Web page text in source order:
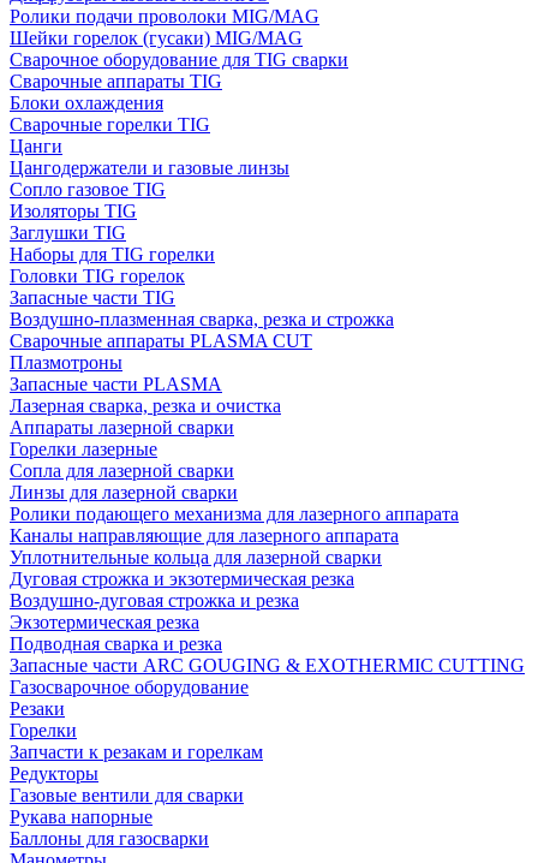
Ролики подачи проволоки MIG/MAG
Шейки горелок (гусаки) MIG/MAG
Сварочное оборудование для TIG сварки
Сварочные аппараты TIG
Блоки охлаждения
Сварочные горелки TIG
Цанги
Цангодержатели и газовые линзы
Сопло газовое TIG
Изоляторы TIG
Заглушки TIG
Наборы для TIG горелки
Головки TIG горелок
Запасные части TIG
Воздушно-плазменная сварка, резка и строжка
Сварочные аппараты PLASMA CUT
Плазмотроны
Запасные части PLASMA
Лазерная сварка, резка и очистка
Аппараты лазерной сварки
Горелки лазерные
Сопла для лазерной сварки
Линзы для лазерной сварки
Ролики подающего механизма для лазерного аппарата
Каналы направляющие для лазерного аппарата
Уплотнительные кольца для лазерной сварки
Дуговая строжка и экзотермическая резка
Воздушно-дуговая строжка и резка
Экзотермическая резка
Подводная сварка и резка
Запасные части ARC GOUGING & EXOTHERMIC CUTTING
Газосварочное оборудование
Резаки
Горелки
Запчасти к резакам и горелкам
Редукторы
Газовые вентили для сварки
Рукава напорные
Баллоны для газосварки